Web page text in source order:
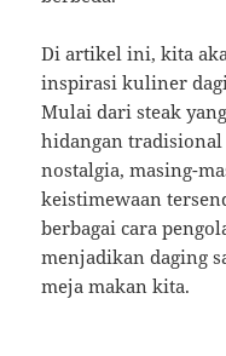
Di artikel ini, kita
inspirasi kuliner
Mulai dari steak
hidangan
nostalgia, masing-
keistimewaan
berbagai cara
menjadikan daging
meja makan kita.